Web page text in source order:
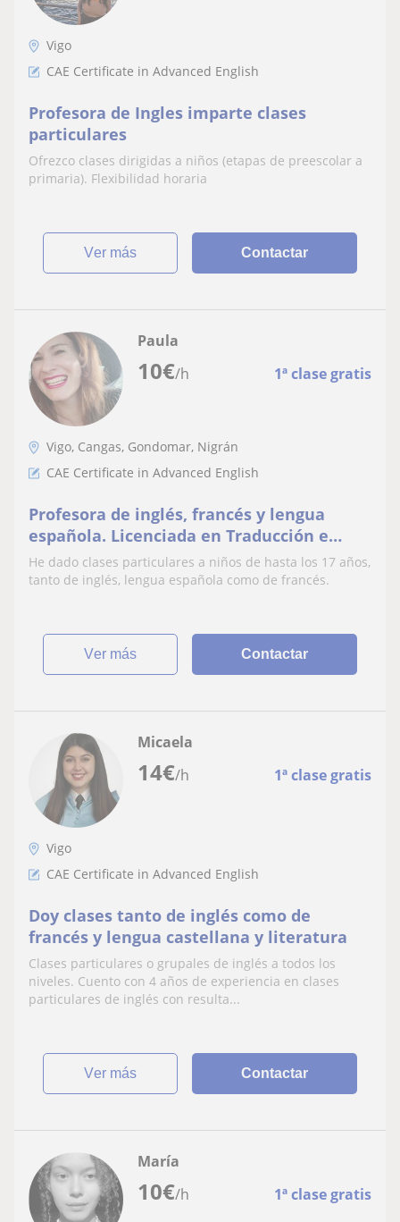
Vigo
CAE Certificate in Advanced English
Profesora de Ingles imparte clases
particulares
Ofrezco clases dirigidas a niños (etapas de preescolar a
primaria). Flexibilidad horaria
ver más Contactar
10€/h 1ª clase gratis
Paula
Vigo, Cangas, Gondomar, Nigrán
CAE Certificate in Advanced English
Profesora de inglés, francés y lengua
española. Licenciada en Traducción e
Interpretación
He dado clases particulares a niños de hasta los 17 años,
tanto de inglés, lengua española como de francés.
ver más Contactar
14€/h 1ª clase gratis
Micaela
Vigo
CAE Certificate in Advanced English
Doy clases tanto de inglés como de
francés y lengua castellana y literatura
Clases particulares o grupales de inglés a todos los
niveles. Cuento con 4 años de experiencia en clases
particulares de inglés con resulta...
ver más Contactar
10€/h 1ª clase gratis
María